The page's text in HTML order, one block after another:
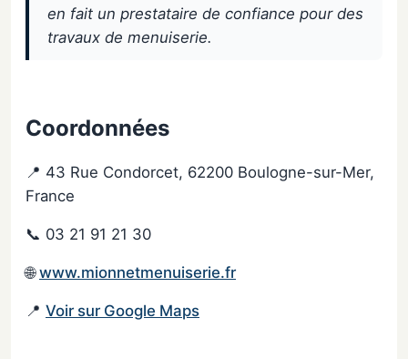
en fait un prestataire de confiance pour des
travaux de menuiserie.
Coordonnées
📍 43 Rue Condorcet, 62200 Boulogne-sur-Mer,
France
📞 03 21 91 21 30
🌐www.mionnetmenuiserie.fr
📍 Voir sur Google Maps